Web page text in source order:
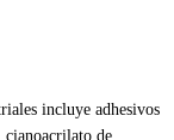
incluye adhesivos
cianoacrilato de